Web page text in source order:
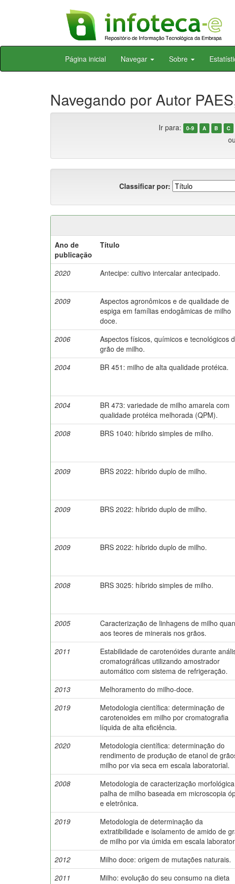
Skip
Página inicial Navegar Sobre
Navegando por Autor
Ir para: 0-9 A B C
Classificar por:
Ano de
publicação
Título
2020 Antecipe: cultivo intercalar antecipado.
2009
Aspectos agronômicos e de qualidade de
espiga em famílias endogâmicas de milho
doce.
2006
Aspectos físicos, químicos e tecnológicos
grão de milho.
2004 BR 451: milho de alta qualidade protéica.
2004
BR 473: variedade de milho amarela com
qualidade protéica melhorada (QPM).
2008
BRS 1040: híbrido simples de milho.
2009
BRS 2022: híbrido duplo de milho.
2009
BRS 2022: híbrido duplo de milho.
2009
BRS 2022: híbrido duplo de milho.
2008
BRS 3025: híbrido simples de milho.
2005
Caracterização de linhagens de milho
aos teores de minerais nos grãos.
2011
Estabilidade de carotenóides durante
cromatográficas utilizando amostrador
automático com sistema de refrigeração.
2013 Melhoramento do milho-doce.
2019
Metodologia científica: determinação de
carotenoides em milho por cromatografia
líquida de alta eficiência.
2020
Metodologia científica: determinação do
rendimento de produção de etanol de
milho por via seca em escala laboratorial.
2008
Metodologia de caracterização
palha de milho baseada em microscopia
e eletrônica.
2019
Metodologia de determinação da
extratibilidade e isolamento de amido de
de milho por via úmida em escala
2012 Milho doce: origem de mutações naturais.
2011
Milho: evolução do seu consumo na dieta